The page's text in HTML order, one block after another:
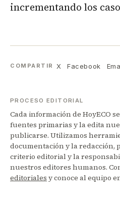
incrementando los
COMPARTIR X Facebook
PROCESO EDITORIAL
Cada información de HoyECO
fuentes primarias y la edita
publicarse. Utilizamos
documentación y la redacción,
criterio editorial y la
nuestros editores humanos.
editoriales y conoce al equipo